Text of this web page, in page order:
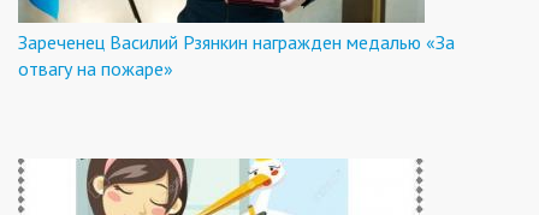
Зареченец Василий Рзянкин награжден медалью «За
отвагу на пожаре»